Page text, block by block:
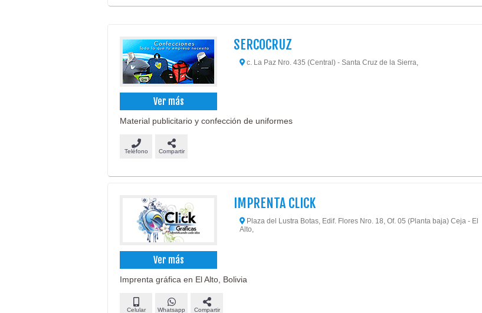
Ver más
SERCOCRUZ
c. La Paz Nro. 435 (Central) - Santa Cruz de la Sierra,
Material publicitario y confección de uniformes
Teléfono Compartir
Ver más
IMPRENTA CLICK
Plaza del Lustra Botas, Edif. Flores Nro. 18, Of. 05 (Planta baja) Ceja - El
Alto,
Imprenta gráfica en El Alto, Bolivia
Celular Whatsapp Compartir